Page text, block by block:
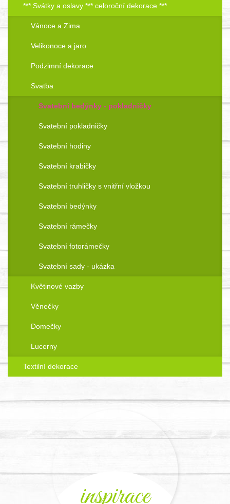
*** Svátky a oslavy *** celoroční dekorace ***
Vánoce a Zima
Velikonoce a jaro
Podzimní dekorace
Svatba
Svatební bedýnky - pokladničky
Svatební pokladničky
Svatební hodiny
Svatební krabičky
Svatební truhličky s vnitřní vložkou
Svatební bedýnky
Svatební rámečky
Svatební fotorámečky
Svatební sady - ukázka
Květinové vazby
Věnečky
Domečky
Lucerny
Textilní dekorace
inspirace